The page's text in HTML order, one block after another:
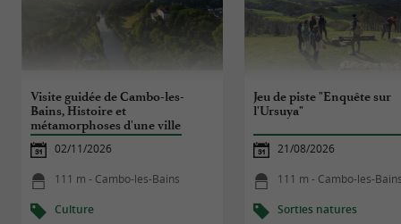
Visite guidée de Cambo-les-
Bains, Histoire et
métamorphoses d'une ville
thermale
02/11/2026
111 m - Cambo-les-Bains
Culture
Jeu de piste "Enquête sur
l'Ursuya"
21/08/2026
111 m - Cambo-les-Bains
Sorties natures